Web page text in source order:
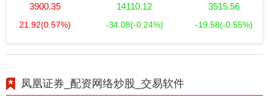
3900.35
21.92(0.57%)
14110.12
-34.08(-0.24%)
3515.56
-19.58(-0.55%)
凤凰证券_配资网络炒股_交易软件